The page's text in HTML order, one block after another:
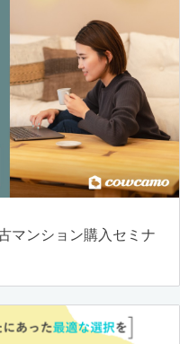
マンション購入セミナ